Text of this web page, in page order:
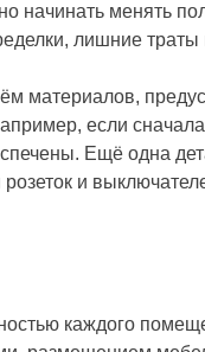
начинать менять
лишние траты
материалов,
если
Ещё одна
и
каждого